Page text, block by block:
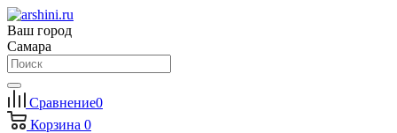
Ваш город
Самара
Сравнение0
Корзина 0